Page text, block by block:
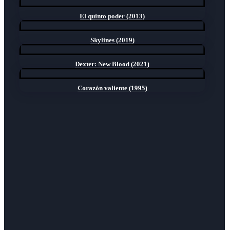
El quinto poder (2013)
Skylines (2019)
Dexter: New Blood (2021)
Corazón valiente (1995)